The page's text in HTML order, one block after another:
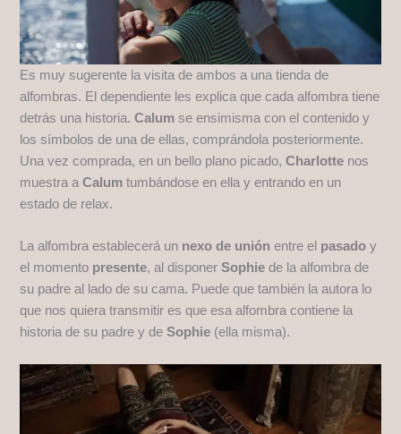
Es muy sugerente la visita de ambos a una tienda de
alfombras. El dependiente les explica que cada alfombra tiene
detrás una historia.Calum se ensimisma con el contenido y
los símbolos de una de ellas, comprándola posteriormente.
Una vez comprada, en un bello plano picado,Charlotte nos
muestra aCalum tumbándose en ella y entrando en un
estado de relax.
La alfombra establecerá un nexo de unión entre el pasado y
el momento presente, al disponerSophie de la alfombra de
su padre al lado de su cama. Puede que también la autora lo
que nos quiera transmitir es que esa alfombra contiene la
historia de su padre y deSophie (ella misma).